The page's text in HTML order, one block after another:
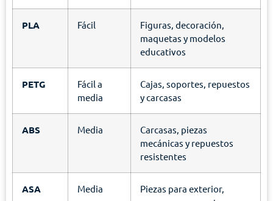
PLA Fácil
Figuras, decoración,
maquetas y modelos
educativos
PETG
Fácil a
media
Cajas, soportes, repuestos
y carcasas
ABS Media
Carcasas, piezas
mecánicas y repuestos
resistentes
ASA Media
Piezas para exterior,